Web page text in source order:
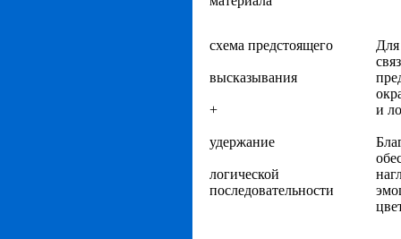
схема предстоящего
высказывания
+
удержание
логической
последовательности
и